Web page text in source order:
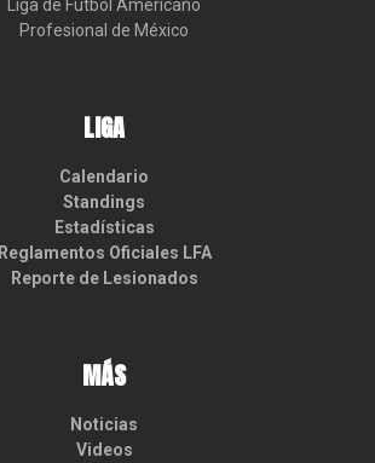
Liga de Fútbol Americano
Profesional de México
LIGA
Calendario
Standings
Estadísticas
Reglamentos Oficiales LFA
Reporte de Lesionados
MÁS
Noticias
Videos